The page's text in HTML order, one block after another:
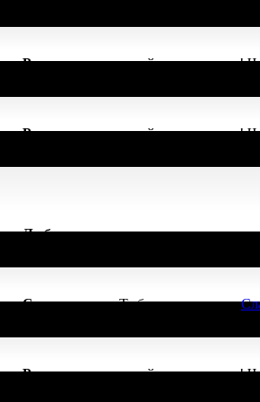
Рожденик, по случай своя празник!
Рожденик, по случай своя празник!
Любопитко, защото три твои
Супер клиент. Тябеше връчена от
Рожденик, по случай своя празник!